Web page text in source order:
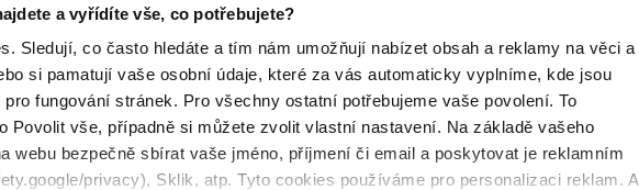
a vyřídíte vše, co potřebujete?
Sledují, co často hledáte a tím nám umožňují nabízet obsah a reklamy na věci a
si pamatují vaše osobní údaje, které za vás automaticky vyplníme, kde jsou
fungování stránek. Pro všechny ostatní potřebujeme vaše povolení. To
Povolit vše, případně si můžete zvolit vlastní nastavení. Na základě vašeho
webu bezpečně sbírat vaše jméno, příjmení či email a poskytovat je reklamním
privacy), Sklik, atp. Tyto cookies používáme pro personalizaci reklam. A